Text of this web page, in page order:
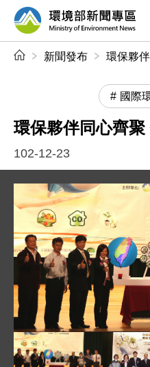
前往中央內容區塊
環境部新聞
新聞發布 環保夥
國際
環保夥伴同心齊
102-12-23
圖片說明：